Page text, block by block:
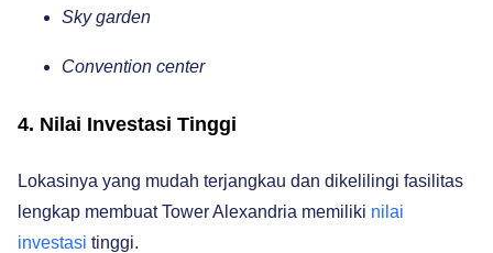
Sky garden
Convention center
4. Nilai Investasi Tinggi
Lokasinya yang mudah terjangkau dan dikelilingi fasilitas
lengkap membuat Tower Alexandria memiliki nilai
investasi tinggi.